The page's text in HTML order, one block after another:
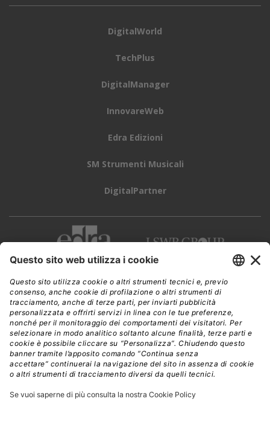
DigitalWorld
TechPlus
DigitalManager
InnovareWeb
Edra Edizioni
SM Strumenti Musicali
DigitalPartner
CWI è una testata giornalistica diEdra Edizioni s.r.l.
Direzione, amministrazione, redazione, pubblicità
Viale Enrico Forlanini 21 - 20134 Milano
Tel. +39 02 881841
C.F./P IVA 13002100157
www.edraedizioni.it|Privacy
Follow Us